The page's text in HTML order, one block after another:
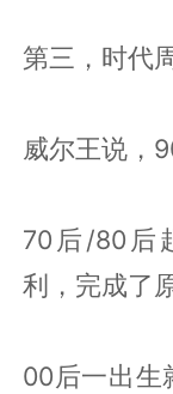
第三，时代
威尔王说，
70后/80后
利，完成了
00后一出生